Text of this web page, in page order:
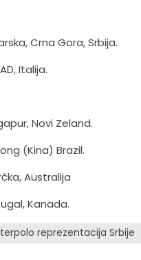
Crna Gora, Srbija.
Italija.
Novi Zeland.
(Kina) Brazil.
Australija
Kanada.
reprezentacija Srbije